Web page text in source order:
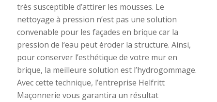
très susceptible d’attirer les mousses. Le
nettoyage à pression n’est pas une solution
convenable pour les façades en brique car la
pression de l‘eau peut éroder la structure. Ainsi,
pour conserver l’esthétique de votre mur en
brique, la meilleure solution est l’hydrogommage.
Avec cette technique, l’entreprise Helfritt
Maçonnerie vous garantira un résultat